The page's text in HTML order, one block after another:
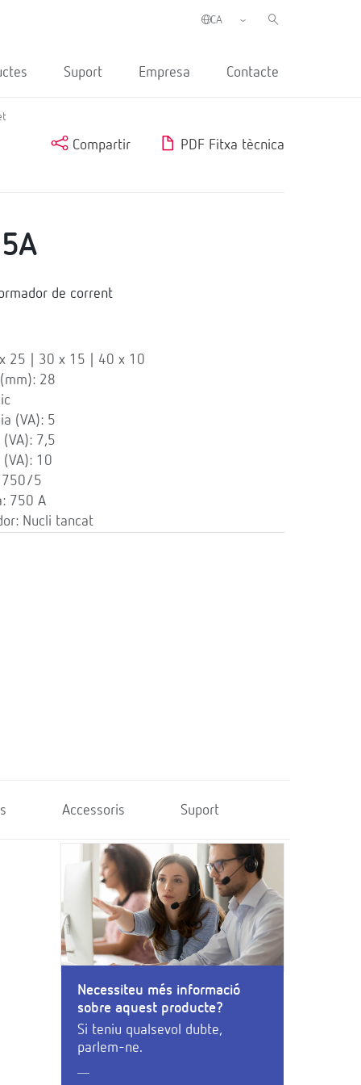
Suport Empresa Contacte
Compartir PDF Fitxa tècnica
de corrent
25 | 30 x 15 | 40 x 10
28
(VA): 5
(VA): 7,5
(VA): 10
750/5
750 A
Nucli tancat
Accessoris Suport
Necessiteu més informació
sobre aquest producte?
Si teniu qualsevol dubte,
parlem-ne.